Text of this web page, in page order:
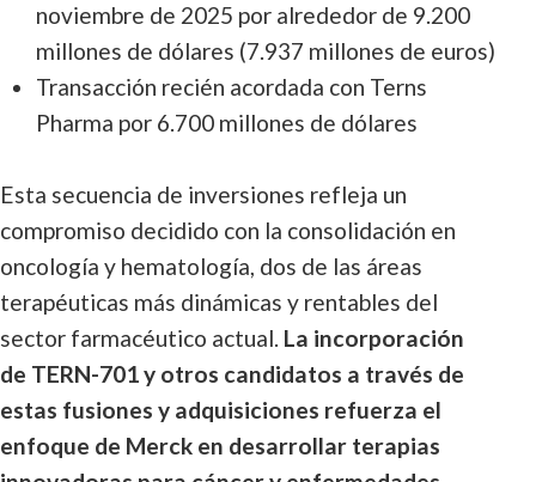
noviembre de 2025 por alrededor de 9.200
millones de dólares (7.937 millones de euros)
Transacción recién acordada con Terns
Pharma por 6.700 millones de dólares
Esta secuencia de inversiones refleja un
compromiso decidido con la consolidación en
oncología y hematología, dos de las áreas
terapéuticas más dinámicas y rentables del
sector farmacéutico actual. La incorporación
de TERN-701 y otros candidatos a través de
estas fusiones y adquisiciones refuerza el
enfoque de Merck en desarrollar terapias